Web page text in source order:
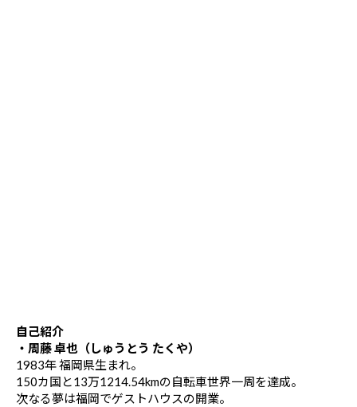
自己紹介
・周藤 卓也（しゅうとう たくや）
1983年 福岡県生まれ。
150カ国と13万1214.54kmの自転車世界一周を達成。
次なる夢は福岡でゲストハウスの開業。